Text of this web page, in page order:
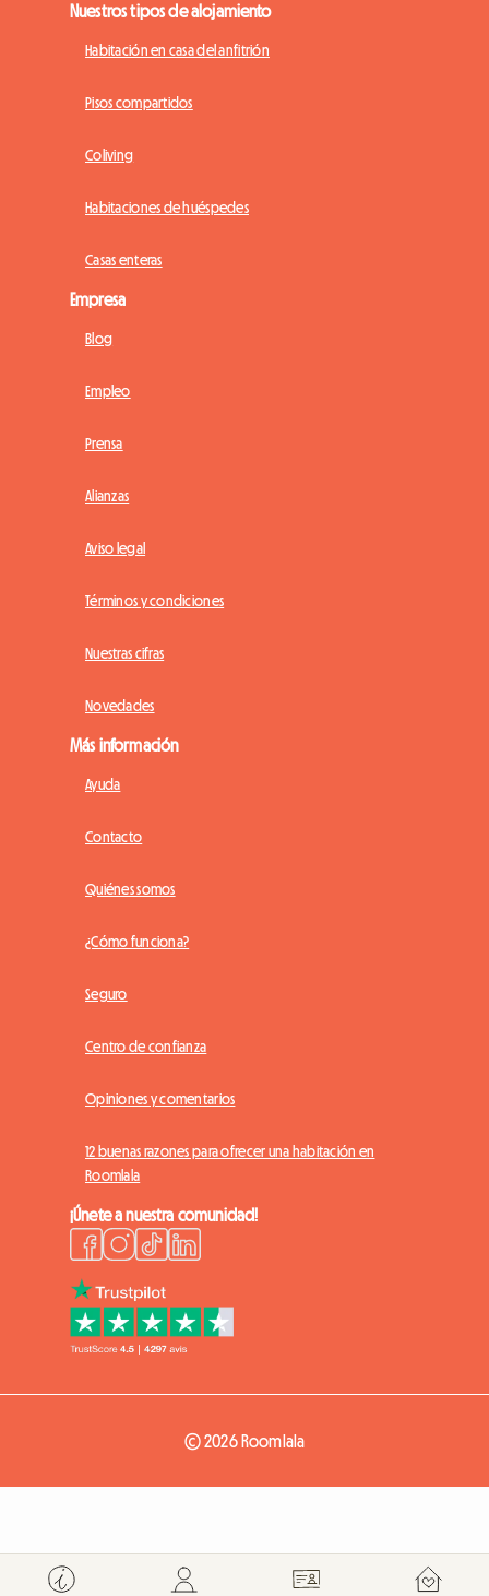
Nuestros tipos de alojamiento
Habitación en casa del anfitrión
Pisos compartidos
Coliving
Habitaciones de huéspedes
Casas enteras
Empresa
Blog
Empleo
Prensa
Alianzas
Aviso legal
Términos y condiciones
Nuestras cifras
Novedades
Más información
Ayuda
Contacto
Quiénes somos
¿Cómo funciona?
Seguro
Centro de confianza
Opiniones y comentarios
12 buenas razones para ofrecer una habitación en
Roomlala
¡Únete a nuestra comunidad!
© 2026 Roomlala